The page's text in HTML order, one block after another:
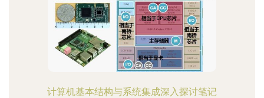
计算机基本结构与系统集成深入探讨笔记